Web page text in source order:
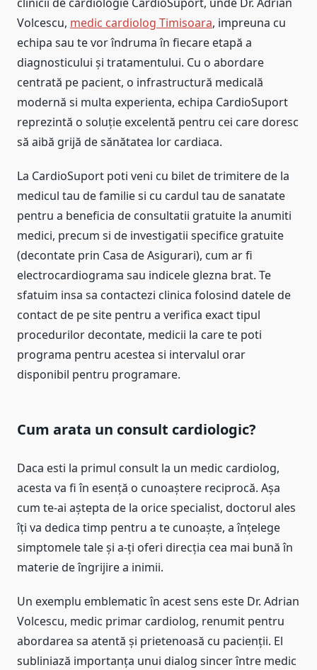
Volcescu, medic cardiolog Timisoara, impreuna cu
echipa sau te vor îndruma în fiecare etapă a
diagnosticului și tratamentului. Cu o abordare
centrată pe pacient, o infrastructură medicală
modernă si multa experienta, echipa CardioSuport
reprezintă o soluție excelentă pentru cei care doresc
să aibă grijă de sănătatea lor cardiaca.
La CardioSuport poti veni cu bilet de trimitere de la
medicul tau de familie si cu cardul tau de sanatate
pentru a beneficia de consultatii gratuite la anumiti
medici, precum si de investigatii specifice gratuite
(decontate prin Casa de Asigurari), cum ar fi
electrocardiograma sau indicele glezna brat. Te
sfatuim insa sa contactezi clinica folosind datele de
contact de pe site pentru a verifica exact tipul
procedurilor decontate, medicii la care te poti
programa pentru acestea si intervalul orar
disponibil pentru programare.
Cum arata un consult cardiologic?
Daca esti la primul consult la un medic cardiolog,
acesta va fi în esență o cunoaștere reciprocă. Așa
cum te-ai aștepta de la orice specialist, doctorul ales
îți va dedica timp pentru a te cunoaște, a înțelege
simptomele tale și a-ți oferi direcția cea mai bună în
materie de îngrijire a inimii.
Un exemplu emblematic în acest sens este Dr. Adrian
Volcescu, medic primar cardiolog, renumit pentru
abordarea sa atentă și prietenoasă cu pacienții. El
subliniază importanța unui dialog sincer între medic